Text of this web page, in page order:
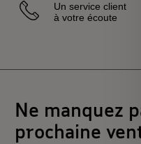
Un service client
à votre écoute
Ne manquez
prochaine